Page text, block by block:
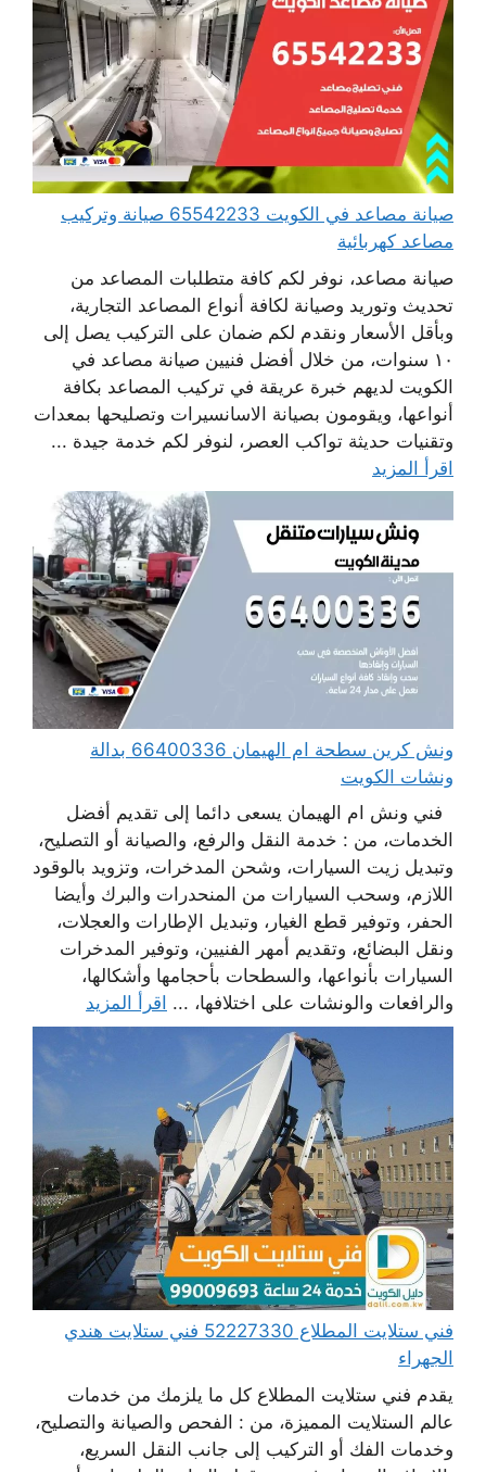
صيانة مصاعد في الكويت 65542233 صيانة وتركيب
مصاعد كهربائية
صيانة مصاعد، نوفر لكم كافة متطلبات المصاعد من
تحديث وتوريد وصيانة لكافة أنواع المصاعد التجارية،
وبأقل الأسعار ونقدم لكم ضمان على التركيب يصل إلى
١٠ سنوات، من خلال أفضل فنيين صيانة مصاعد في
الكويت لديهم خبرة عريقة في تركيب المصاعد بكافة
أنواعها، ويقومون بصيانة الاسانسيرات وتصليحها بمعدات
وتقنيات حديثة تواكب العصر، لنوفر لكم خدمة جيدة ...
اقرأ المزيد
ونش كرين سطحة ام الهيمان 66400336 بدالة
ونشات الكويت
فني ونش ام الهيمان يسعى دائما إلى تقديم أفضل
الخدمات، من : خدمة النقل والرفع، والصيانة أو التصليح،
وتبديل زيت السيارات، وشحن المدخرات، وتزويد بالوقود
اللازم، وسحب السيارات من المنحدرات والبرك وأيضا
الحفر، وتوفير قطع الغيار، وتبديل الإطارات والعجلات،
ونقل البضائع، وتقديم أمهر الفنيين، وتوفير المدخرات
السيارات بأنواعها، والسطحات بأحجامها وأشكالها،
والرافعات والونشات على اختلافها، ... اقرأ المزيد
فني ستلايت المطلاع 52227330 فني ستلايت هندي
الجهراء
يقدم فني ستلايت المطلاع كل ما يلزمك من خدمات
عالم الستلايت المميزة، من : الفحص والصيانة والتصليح،
وخدمات الفك أو التركيب إلى جانب النقل السريع،